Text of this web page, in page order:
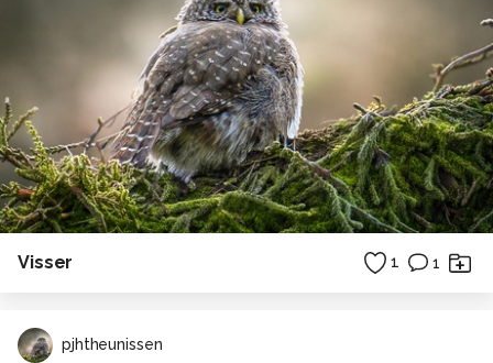
Visser 1 1
pjhtheunissen